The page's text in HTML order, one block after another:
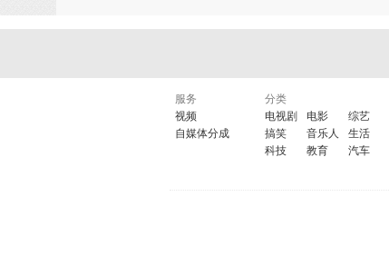
服务
视频
自媒体分成
分类
电视剧
电影 综艺
搞笑
音乐人 生活
科技
教育 汽车